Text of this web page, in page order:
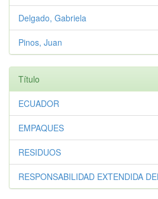
Delgado, Gabriela
Pinos, Juan
Título
ECUADOR
EMPAQUES
RESIDUOS
RESPONSABILIDAD EXTENDIDA